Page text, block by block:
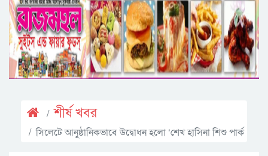
শীর্ষ খবর
সিলেটে আনুষ্ঠানিকভাবে উদ্বোধন হলো ‘শেখ হাসিনা শিশু পার্ক